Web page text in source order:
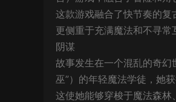
这款游戏融合了快节奏的
更侧重于充满魔法和不寻常
阴谋
故事发生在一个混乱的奇
巫”）的年轻魔法学徒，她
这使她能够穿梭于魔法森